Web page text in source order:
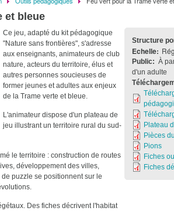
et bleue
Ce jeu, adapté du kit pédagogique
"Nature sans frontières", s'adresse
aux enseignants, animateurs de club
nature, acteurs du territoire, élus et
autres personnes soucieuses de
former jeunes et adultes aux enjeux
de la Trame verte et bleue.
L'animateur dispose d'un plateau de
jeu illustrant un territoire rural du sud-
le territoire : construction de routes
développement des villes,
puzzle se positionnent sur le
Des fiches décrivent l'habitat
Structure
Echelle
Public
À
d'un adulte
Plateau
Pièces
Pions
Fiches
Fiches